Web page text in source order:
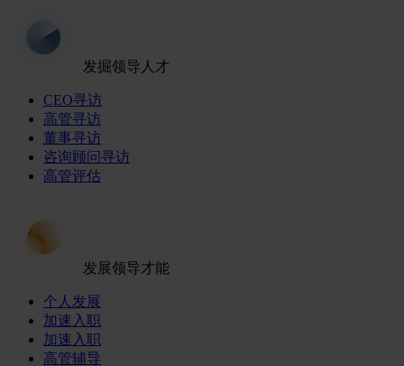
发掘领导人才
CEO寻访
高管寻访
董事寻访
咨询顾问寻访
高管评估
发展领导才能
个人发展
加速入职
加速入职
高管辅导